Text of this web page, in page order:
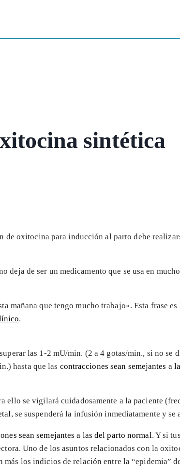
sintética
oxitocina para inducción al parto debe
deja de ser un medicamento que se usa en
mañana que tengo mucho trabajo». Esta frase
.
las 1-2 mU/min. (2 a 4 gotas/min., si no se
hasta que las contracciones sean semejantes a
ello se vigilará cuidadosamente a la paciente
, se suspenderá la infusión inmediatamente y
sean semejantes a las del parto normal. Y si
Uno de los asuntos relacionados con la
más los indicios de relación entre la “epidemia”